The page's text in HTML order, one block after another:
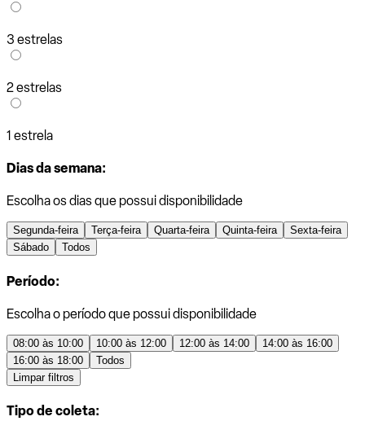
3 estrelas
2 estrelas
1 estrela
Dias da semana:
Escolha os dias que possui disponibilidade
Segunda-feira Terça-feira Quarta-feira Quinta-feira
Sexta-feira
Sábado
Todos
Período:
Escolha o período que possui disponibilidade
08:00 às 10:00 10:00 às 12:00 12:00 às 14:00
14:00 às 16:00
16:00 às 18:00
Todos
Limpar filtros
Tipo de coleta: